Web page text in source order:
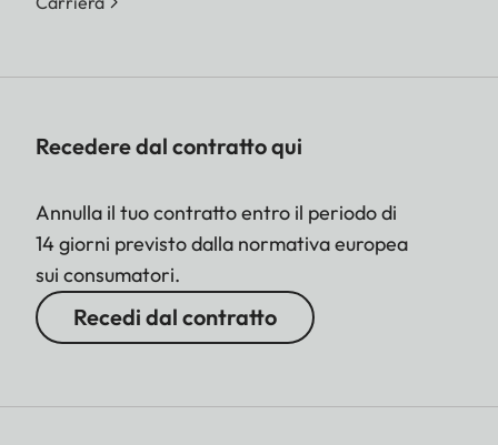
Recedere dal contratto qui
Annulla il tuo contratto entro il periodo di
14 giorni previsto dalla normativa europea
sui consumatori.
Recedi dal contratto